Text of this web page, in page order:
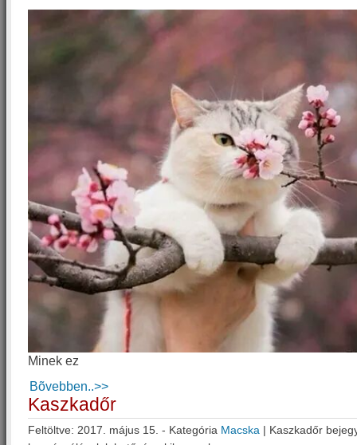
Minek ez
Bõvebben..>>
Kaszkadőr
Feltöltve: 2017. május 15. - Kategória Macska | Kaszkadőr